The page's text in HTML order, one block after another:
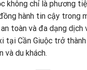
không chỉ là phương
hành tin cậy trong
toàn và đa dạng dịch
tại Cần Giuộc trở
và du khách.